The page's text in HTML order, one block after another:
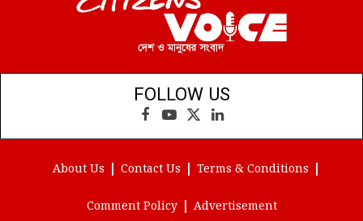
FOLLOW US
Facebook
YouTube
X
(Twitter)
LinkedIn
About Us Contact Us Terms & Conditions
Comment Policy Advertisement